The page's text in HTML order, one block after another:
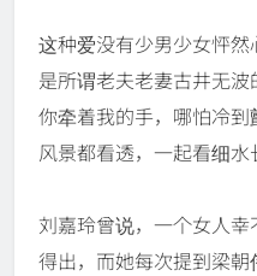
这种爱没有少男少女怦
是所谓老夫老妻古井无波
你牵着我的手，哪怕冷
风景都看透，一起看细水
刘嘉玲曾说，一个女人
得出，而她每次提到梁